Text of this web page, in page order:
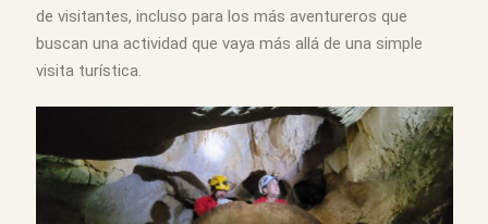
de visitantes, incluso para los más aventureros que
buscan una actividad que vaya más allá de una simple
visita turística.